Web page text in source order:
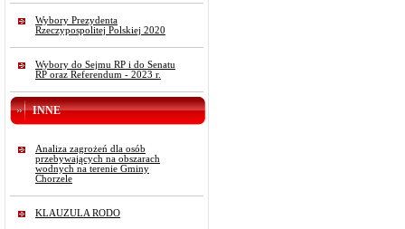
Wybory Prezydenta
Rzeczypospolitej Polskiej 2020
Wybory do Sejmu RP i do Senatu
RP oraz Referendum - 2023 r.
INNE
Analiza zagrożeń dla osób
przebywających na obszarach
wodnych na terenie Gminy
Chorzele
KLAUZULA RODO